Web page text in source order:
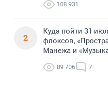
108 931
2
Куда пойти 31
флоксов,
Манежа и
89 706 7